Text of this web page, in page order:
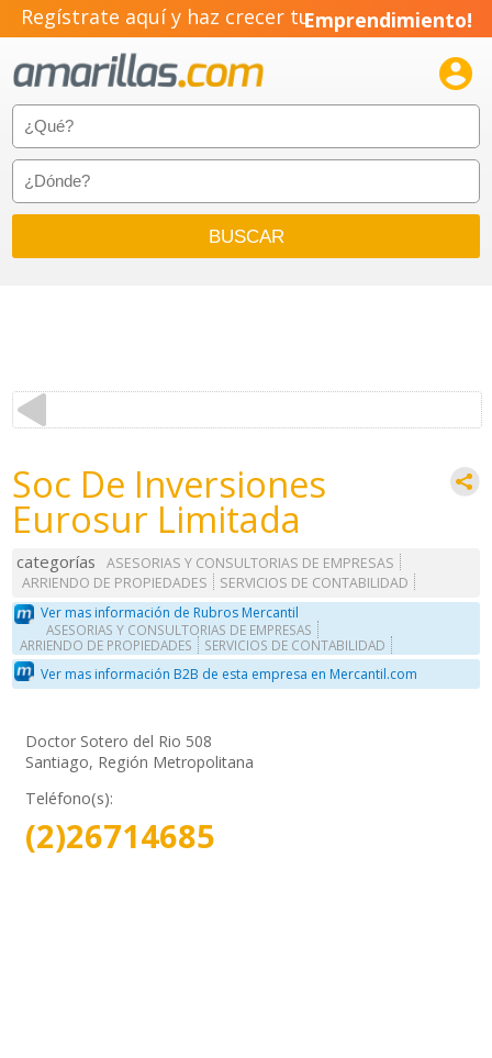
Regístrate aquí y haz crecer tuEmprendimiento!

Soc De Inversiones
Eurosur Limitada
categorías
ASESORIAS Y CONSULTORIAS DE EMPRESAS
ARRIENDO DE PROPIEDADES
SERVICIOS DE CONTABILIDAD
Ver mas información de Rubros Mercantil
ASESORIAS Y CONSULTORIAS DE EMPRESAS
ARRIENDO DE PROPIEDADES
SERVICIOS DE CONTABILIDAD
Ver mas información B2B de esta empresa en Mercantil.com
Doctor Sotero del Rio 508
Santiago, Región Metropolitana
Teléfono(s):
(2)26714685